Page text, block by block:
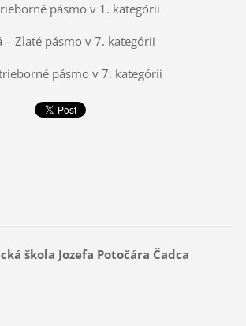
pásmo v 1. kategórii
– Zlaté pásmo v 7. kategórii
pásmo v 7. kategórii
škola Jozefa Potočára Čadca